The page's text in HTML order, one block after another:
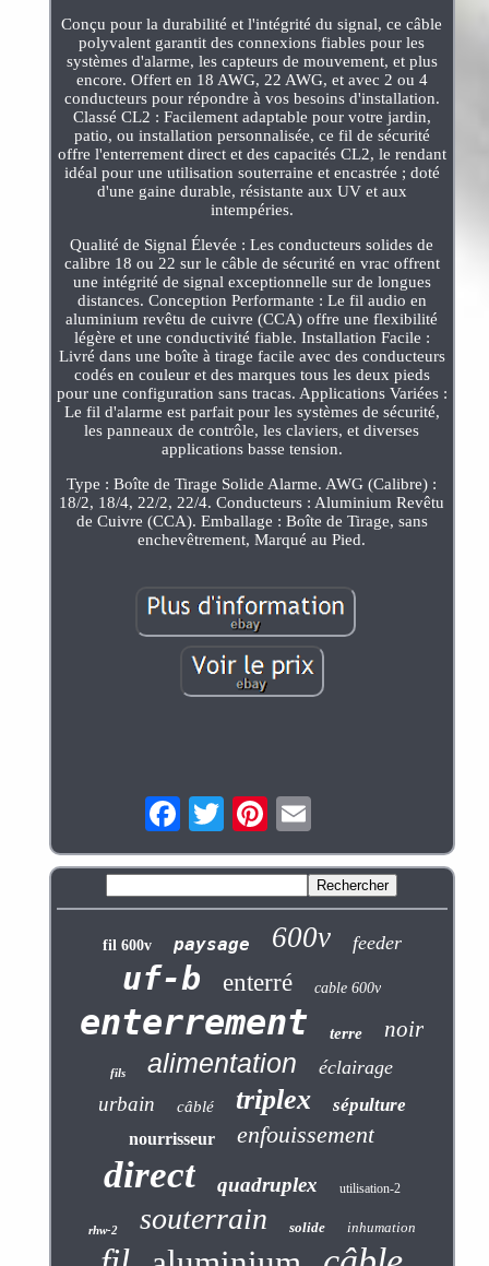
Conçu pour la durabilité et l'intégrité du signal, ce câble
polyvalent garantit des connexions fiables pour les
systèmes d'alarme, les capteurs de mouvement, et plus
encore. Offert en 18 AWG, 22 AWG, et avec 2 ou 4
conducteurs pour répondre à vos besoins d'installation.
Classé CL2 : Facilement adaptable pour votre jardin,
patio, ou installation personnalisée, ce fil de sécurité
offre l'enterrement direct et des capacités CL2, le rendant
idéal pour une utilisation souterraine et encastrée ; doté
d'une gaine durable, résistante aux UV et aux
intempéries.
Qualité de Signal Élevée : Les conducteurs solides de
calibre 18 ou 22 sur le câble de sécurité en vrac offrent
une intégrité de signal exceptionnelle sur de longues
distances. Conception Performante : Le fil audio en
aluminium revêtu de cuivre (CCA) offre une flexibilité
légère et une conductivité fiable. Installation Facile :
Livré dans une boîte à tirage facile avec des conducteurs
codés en couleur et des marques tous les deux pieds
pour une configuration sans tracas. Applications Variées :
Le fil d'alarme est parfait pour les systèmes de sécurité,
les panneaux de contrôle, les claviers, et diverses
applications basse tension.
Type : Boîte de Tirage Solide Alarme. AWG (Calibre) :
18/2, 18/4, 22/2, 22/4. Conducteurs : Aluminium Revêtu
de Cuivre (CCA). Emballage : Boîte de Tirage, sans
enchevêtrement, Marqué au Pied.
fil 600v paysage 600v feeder
uf-b enterré cable 600v
enterrement terre noir
fils alimentation éclairage
urbain câblé triplex sépulture
nourrisseur enfouissement
direct quadruplex utilisation-2
rhw-2 souterrain solide inhumation